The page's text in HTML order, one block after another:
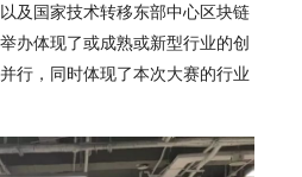
及国家技术转移东部中心区块链
办体现了或成熟或新型行业的创
行，同时体现了本次大赛的行业